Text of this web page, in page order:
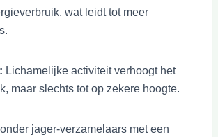
wat leidt tot meer
Lichamelijke activiteit verhoogt het
maar slechts tot op zekere hoogte.
jager-verzamelaars met een